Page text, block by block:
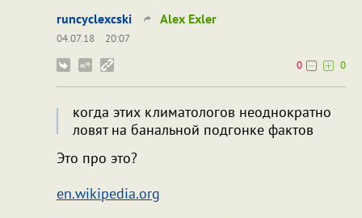
runcyclexcski Alex Exler
04.07.18
20:07
0
0
когда этих климатологов неоднократно
ловят на банальной подгонке фактов
Это про это?
en.wikipedia.org